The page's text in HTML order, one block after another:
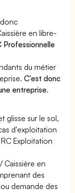
en libre-
Professionnelle
du métier
C'est donc
entreprise.
glisse sur le sol,
d'exploitation
Exploitation
Caissière en
des
demande des